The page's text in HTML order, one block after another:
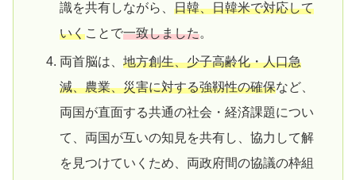
識を共有しながら、 日韓、日韓米で対応して
いくことで一致しました。
両首脳は、 地方創生、少子高齢化・人口急
減、農業、災害に対する強靱性の確保など、
両国が直面する共通の社会・経済課題につい
て、両国が互いの知見を共有し、協力して解
を見つけていくため、両政府間の協議の枠組